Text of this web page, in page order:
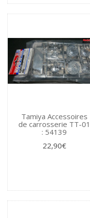
Tamiya Accessoires
de carrosserie TT-01
: 54139
22,90€